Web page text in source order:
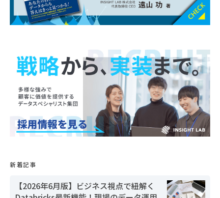
新着記事
【2026年6月版】ビジネス視点で紐解く